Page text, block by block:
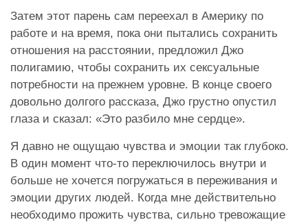
Затем этот парень сам переехал в Америку по
работе и на время, пока они пытались сохранить
отношения на расстоянии, предложил Джо
полигамию, чтобы сохранить их сексуальные
потребности на прежнем уровне. В конце своего
довольно долгого рассказа, Джо грустно опустил
глаза и сказал: «Это разбило мне сердце».
Я давно не ощущаю чувства и эмоции так глубоко.
В один момент что-то переключилось внутри и
больше не хочется погружаться в переживания и
эмоции других людей. Когда мне действительно
необходимо прожить чувства, сильно тревожащие